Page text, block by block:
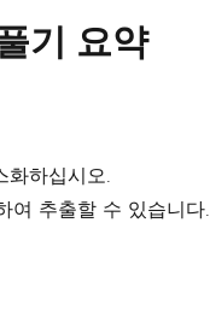
기 요약
하십시오.
여 추출할 수 있습니다.